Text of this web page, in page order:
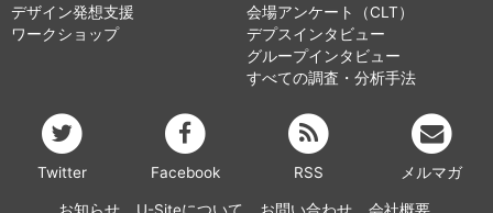
デザイン発想支援
ワークショップ
会場アンケート（CLT）
デプスインタビュー
グループインタビュー
すべての調査・分析手法
Twitter Facebook RSS メルマガ
お知らせ U-Siteについて お問い合わせ 会社概要